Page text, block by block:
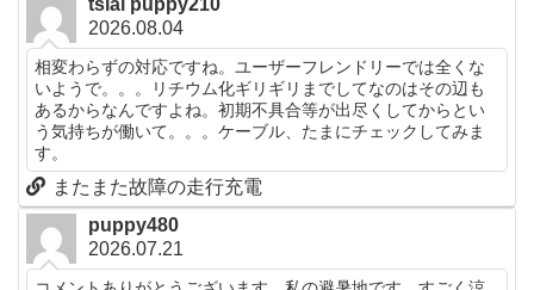
2026.08.04
相変わらずの対応ですね。ユーザーフレンドリーでは全くな
いようで。。。リチウム化ギリギリまでしてなのはその辺も
あるからなんですよね。初期不具合等が出尽くしてからとい
う気持ちが働いて。。。ケーブル、たまにチェックしてみま
す。
またまた故障の走行充電
puppy480
2026.07.21